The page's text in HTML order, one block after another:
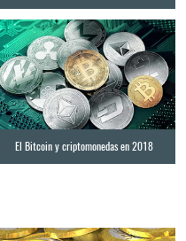
El Bitcoin y criptomonedas en 2018